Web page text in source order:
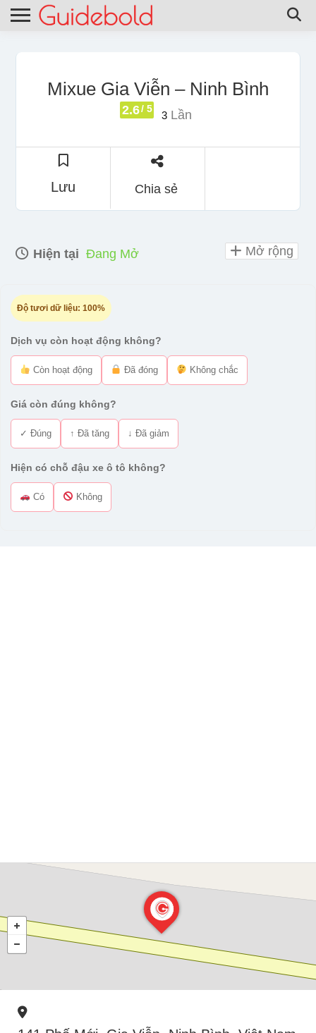
Mixue Gia Viễn – Ninh Bình
2.6/ 5
3 Lần
Lưu Chia sẻ
Hiện tại Đang Mở
Độ tươi dữ liệu: 100%
Dịch vụ còn hoạt động không?
Còn hoạt động Đã đóng Không chắc
Giá còn đúng không?
✓ Đúng ↑ Đã tăng ↓ Đã giảm
Hiện có chỗ đậu xe ô tô không?
Có Không
Mở rộng